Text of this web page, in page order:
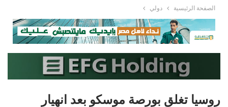
الصفحة الرئيسية دولي
روسيا تغلق بورصة موسكو بعد انهيار